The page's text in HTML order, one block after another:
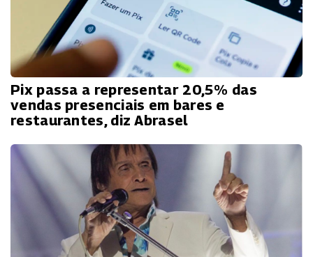
Pix passa a representar 20,5% das
vendas presenciais em bares e
restaurantes, diz Abrasel